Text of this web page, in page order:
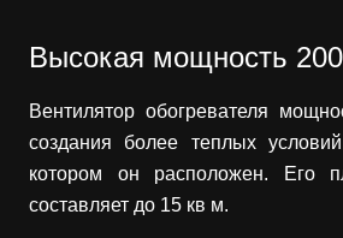
Высокая мощность
Вентилятор обогревателя
создания более теплых
котором он расположен. Его
составляет до 15 кв м.